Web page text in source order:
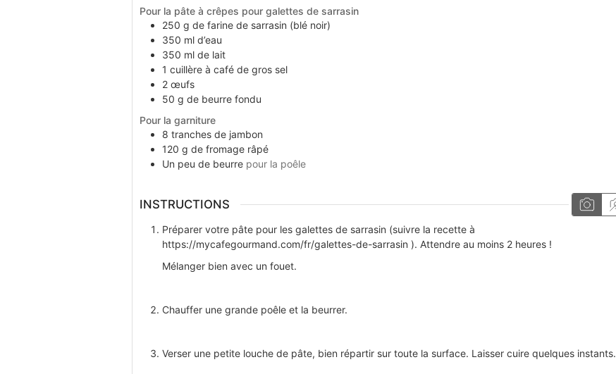
Pour la pâte à crêpes pour galettes de sarrasin
250 g de farine de sarrasin (blé noir)
350 ml d’eau
350 ml de lait
1 cuillère à café de gros sel
2 œufs
50 g de beurre fondu
Pour la garniture
8 tranches de jambon
120 g de fromage râpé
Un peu de beurre pour la poêle
INSTRUCTIONS
Préparer votre pâte pour les galettes de sarrasin (suivre la recette à
https://mycafegourmand.com/fr/galettes-de-sarrasin ). Attendre au moins 2 heures !
Mélanger bien avec un fouet.
Chauffer une grande poêle et la beurrer.
Verser une petite louche de pâte, bien répartir sur toute la surface. Laisser cuire quelques instants.